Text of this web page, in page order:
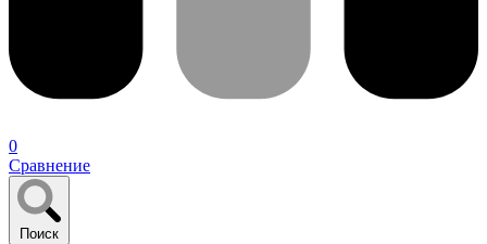
0
Сравнение
Поиск